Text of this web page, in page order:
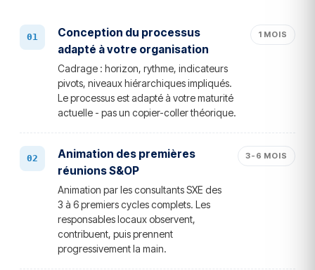
Conception du processus
adapté à votre organisation
Cadrage : horizon, rythme, indicateurs
pivots, niveaux hiérarchiques impliqués.
Le processus est adapté à votre maturité
actuelle - pas un copier-coller théorique.
1 MOIS
Animation des premières
réunions S&OP
Animation par les consultants SXE des
3 à 6 premiers cycles complets. Les
responsables locaux observent,
contribuent, puis prennent
progressivement la main.
3-6 MOIS